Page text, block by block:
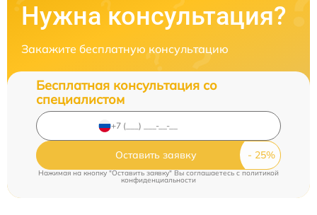
Нужна консультация?
Закажите бесплатную консультацию
Бесплатная консультация со
специалистом
Оставить заявку
Нажимая на кнопку "Оставить заявку" Вы соглашаетесь cполитикой
конфиденциальности